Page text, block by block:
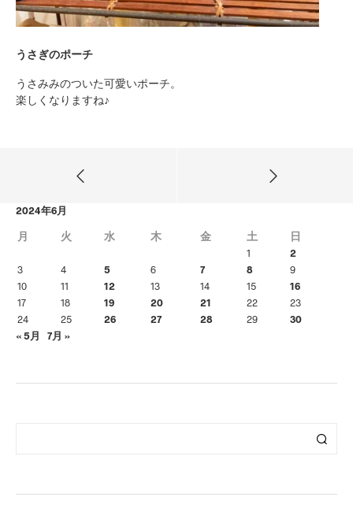
うさぎのポーチ
うさみみのついた可愛いポーチ。
楽しくなりますね♪
2024年6月
月 火 水 木 金 土 日
1
2
3
4 5 6 7 8
9
10
11 12 13 14 15
16
17
18 19 20 21 22
23
24
25 26 27 28 29
30
« 5月
7月 »